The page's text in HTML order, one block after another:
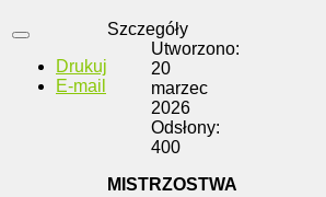
Drukuj
E-mail
Szczegóły
Utworzono:
20
marzec
2026
Odsłony:
400
MISTRZOSTWA